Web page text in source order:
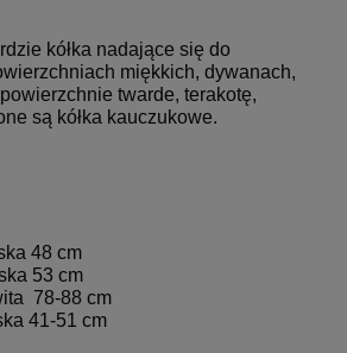
kółka nadające się do
miękkich, dywanach,
twarde, terakotę,
są kółka kauczukowe.
48 cm
53 cm
78-88 cm
41-51 cm